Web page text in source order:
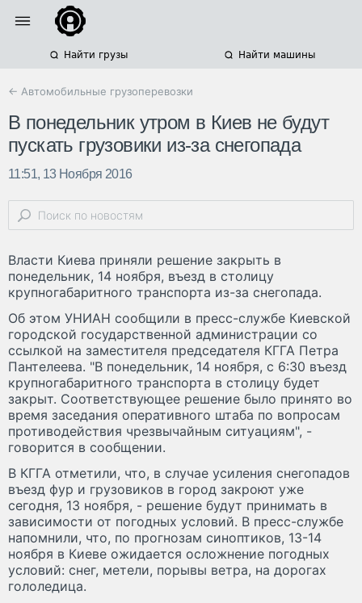
Найти грузы Найти машины
← Автомобильные грузоперевозки
В понедельник утром в Киев не будут
пускать грузовики из-за снегопада
11:51, 13 Ноября 2016
Власти Киева приняли решение закрыть в
понедельник, 14 ноября, въезд в столицу
крупногабаритного транспорта из-за снегопада.
Об этом УНИАН сообщили в пресс-службе Киевской
городской государственной администрации со
ссылкой на заместителя председателя КГГА Петра
Пантелеева. "В понедельник, 14 ноября, с 6:30 въезд
крупногабаритного транспорта в столицу будет
закрыт. Соответствующее решение было принято во
время заседания оперативного штаба по вопросам
противодействия чрезвычайным ситуациям", -
говорится в сообщении.
В КГГА отметили, что, в случае усиления снегопадов
въезд фур и грузовиков в город закроют уже
сегодня, 13 ноября, - решение будут принимать в
зависимости от погодных условий. В пресс-службе
напомнили, что, по прогнозам синоптиков, 13-14
ноября в Киеве ожидается осложнение погодных
условий: снег, метели, порывы ветра, на дорогах
гололедица.